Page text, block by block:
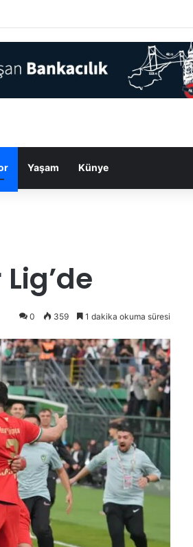
vatanı için neleri göze
Yaşam Künye
0 359 1 dakika okuma süresi